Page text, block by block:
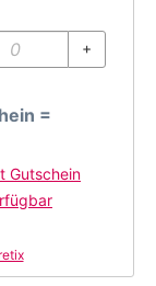
+
=
Gutschein